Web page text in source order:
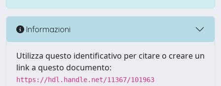
Informazioni
Utilizza questo identificativo per citare o creare un
link a questo documento:
https://hdl.handle.net/11367/101963